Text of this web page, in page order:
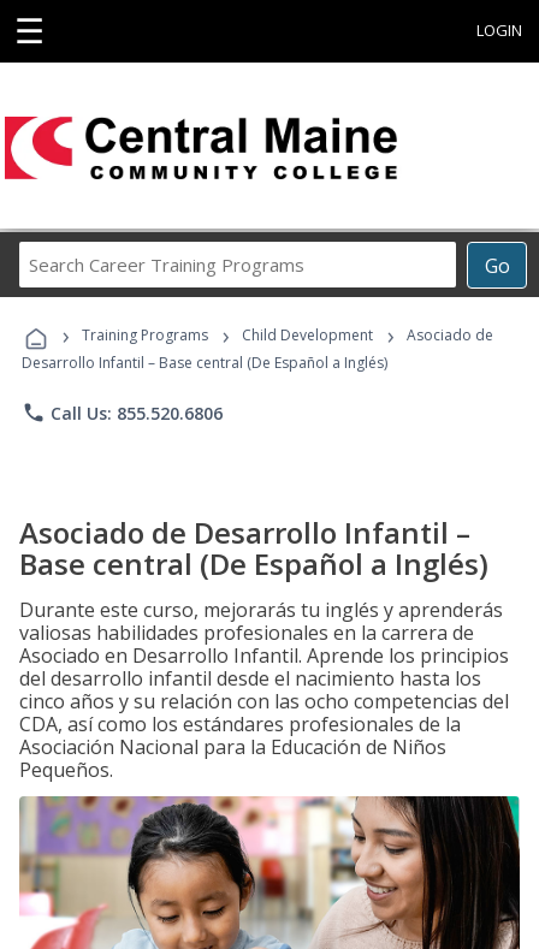
☰ LOGIN
Go
Career
Programs
› Training Programs › Child Development ›
Asociado de
Desarrollo Infantil – Base central (De Español a Inglés)
phone Call Us: 855.520.6806
Asociado de Desarrollo Infantil –
Base central (De Español a Inglés)
Durante este curso, mejorarás tu inglés y aprenderás
valiosas habilidades profesionales en la carrera de
Asociado en Desarrollo Infantil. Aprende los principios
del desarrollo infantil desde el nacimiento hasta los
cinco años y su relación con las ocho competencias del
CDA, así como los estándares profesionales de la
Asociación Nacional para la Educación de Niños
Pequeños.